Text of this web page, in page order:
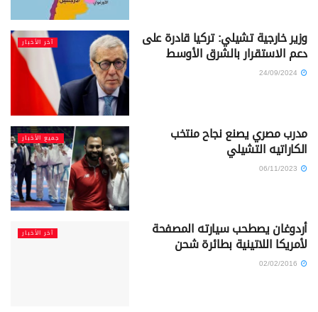
آخر الأخبار وزير خارجية تشيلي: تركيا قادرة على
دعم الاستقرار بالشرق الأوسط
جميع الأخبار مدرب مصري يصنع نجاح منتخب
الكاراتيه التشيلي
آخر الأخبار أردوغان يصطحب سيارته المصفحة
لأمريكا اللاتينية بطائرة شحن